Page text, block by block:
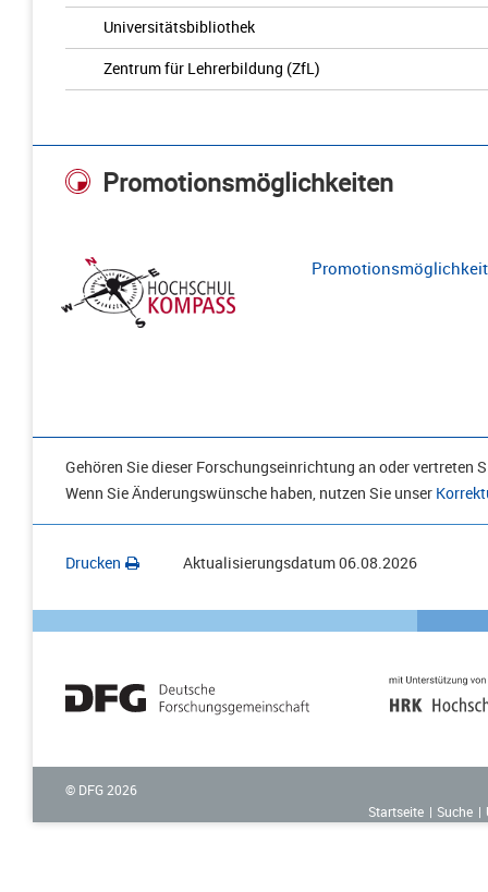
Universitätsbibliothek
Zentrum für Lehrerbildung (ZfL)
Promotionsmöglichkeiten
Gehören Sie dieser Forschungseinrichtung an oder vertreten
Wenn Sie Änderungswünsche haben, nutzen Sie unser
Drucken Aktualisierungsdatum06.08.2026
© DFG 2026
Startseite
Suche